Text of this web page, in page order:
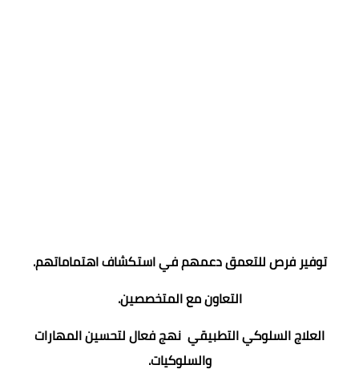
توفير فرص للتعمق دعمهم في استكشاف اهتماماتهم.
التعاون مع المتخصصين.
العلاج السلوكي التطبيقي نهج فعال لتحسين المهارات
والسلوكيات.